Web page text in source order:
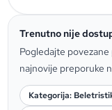
Trenutno nije
Pogledajte
najnovije preporuke
Kategorija: